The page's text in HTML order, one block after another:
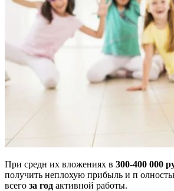
При средн их вложениях в 300-400 000
получить неплохую прибыль и п
всего за год активной работы.